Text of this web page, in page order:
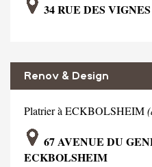
34 RUE DES
Renov & Design
Platrier à ECKBOLSHEIM
67 AVENUE DU
ECKBOLSHEIM